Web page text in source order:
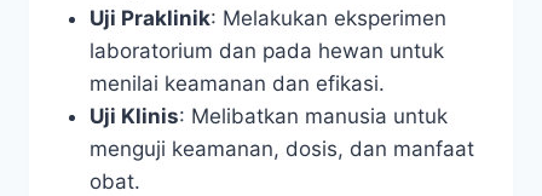
Uji Praklinik: Melakukan eksperimen
laboratorium dan pada hewan untuk
menilai keamanan dan efikasi.
Uji Klinis: Melibatkan manusia untuk
menguji keamanan, dosis, dan manfaat
obat.